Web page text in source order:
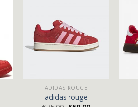
ADIDAS ROUGE
adidas rouge